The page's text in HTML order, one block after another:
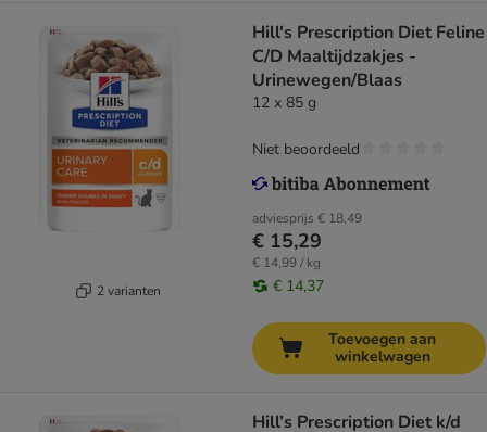
2 varianten
Hill's Prescription Diet Feline
C/D Maaltijdzakjes -
Urinewegen/Blaas
12 x 85 g
adviesprijs € 18,49
€ 15,29
€ 14,99 / kg
€ 14,37
Niet beoordeeld
Toevoegen aan
winkelwagen
Hill’s Prescription Diet k/d